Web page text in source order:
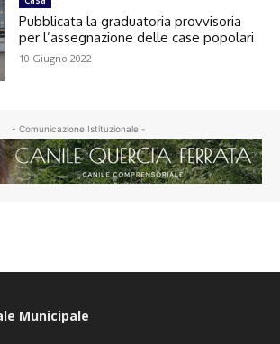
Pubblicata la graduatoria provvisoria
per l’assegnazione delle case popolari
10 Giugno 2022
- Comunicazione Istituzionale -
Municipale